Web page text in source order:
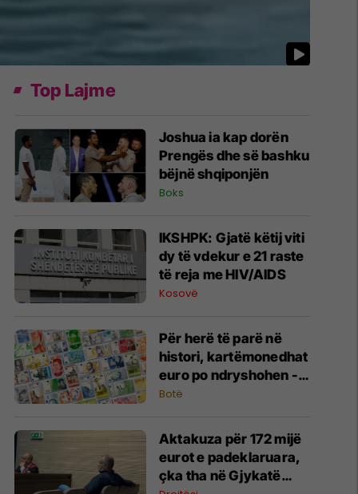
Top Lajme
Joshua ia kap dorën
Prengës dhe së bashku
bëjnë shqiponjën
Boks
IKSHPK: Gjatë këtij viti
dy të vdekur e 21 raste
të reja me HIV/AIDS
Kosovë
Për herë të parë në
histori, kartëmonedhat
euro po ndryshohen -
këto janë propozimet
Botë
Aktakuza për 172 mijë
eurot e padeklaruara,
çka tha në Gjykatë